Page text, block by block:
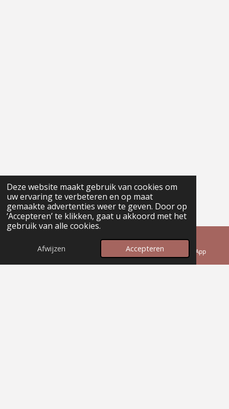
Deze website maakt gebruik van cookies om
uw ervaring te verbeteren en op maat
gemaakte advertenties weer te geven. Door op
‘Accepteren’ te klikken, gaat u akkoord met het
gebruik van alle cookies.
Afwijzen Accepteren
E-mailadres Telefoonnummer WhatsApp